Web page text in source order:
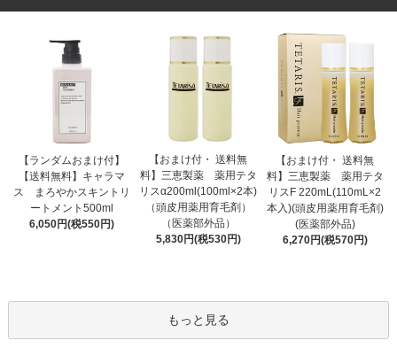
【ランダムおまけ付】
【送料無料】キャラマ
ス まろやかスキントリ
ートメント500ml
6,050円(税550円)
【おまけ付・ 送料無
料】三恵製薬 薬用テタ
リスα200ml(100ml×2本)
（頭皮用薬用育毛剤）
（医薬部外品）
5,830円(税530円)
【おまけ付・ 送料無
料】三恵製薬 薬用テタ
リスF 220mL(110mL×2
本入)(頭皮用薬用育毛剤)
(医薬部外品)
6,270円(税570円)
もっと見る